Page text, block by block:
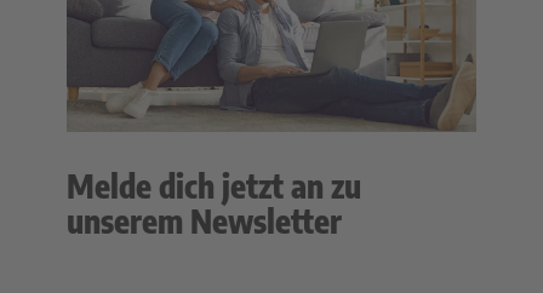
Melde dich jetzt an zu
unserem Newsletter